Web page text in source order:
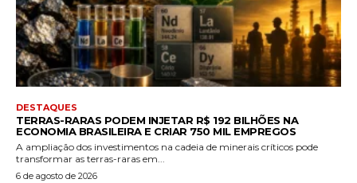
DESTAQUES
TERRAS-RARAS PODEM INJETAR R$ 192 BILHÕES NA
ECONOMIA BRASILEIRA E CRIAR 750 MIL EMPREGOS
A ampliação dos investimentos na cadeia de minerais críticos pode
transformar as terras-raras em...
6 de agosto de 2026